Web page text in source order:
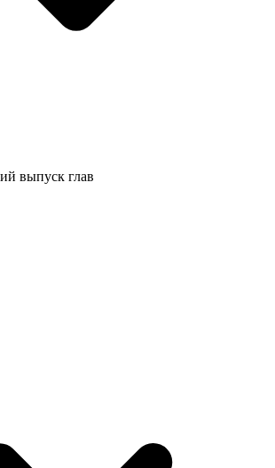
выпуск глав